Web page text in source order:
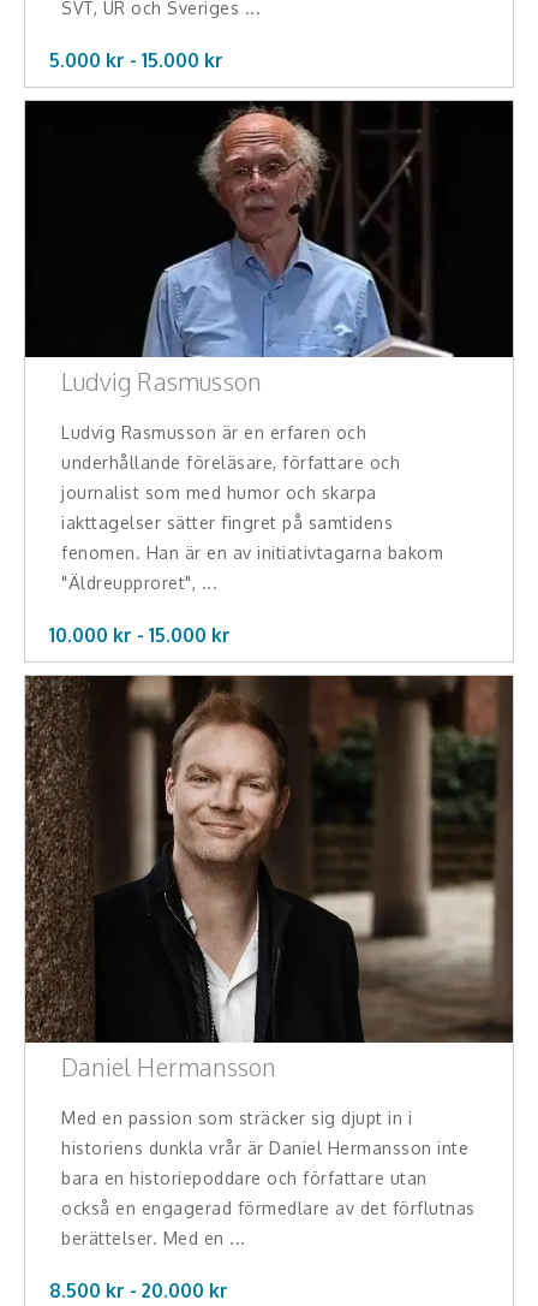
SVT, UR och Sveriges ...
5.000 kr - 15.000 kr
Ludvig Rasmusson
Ludvig Rasmusson är en erfaren och
underhållande föreläsare, författare och
journalist som med humor och skarpa
iakttagelser sätter fingret på samtidens
fenomen. Han är en av initiativtagarna bakom
"Äldreupproret", ...
10.000 kr - 15.000 kr
Daniel Hermansson
Med en passion som sträcker sig djupt in i
historiens dunkla vrår är Daniel Hermansson inte
bara en historiepoddare och författare utan
också en engagerad förmedlare av det förflutnas
berättelser. Med en ...
8.500 kr - 20.000 kr